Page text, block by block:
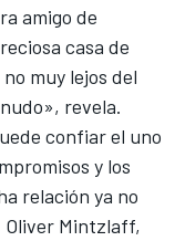
amigo de
casa de
muy lejos del
revela.
confiar el uno
y los
relación ya no
Oliver Mintzlaff,